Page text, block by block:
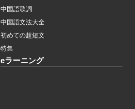
中国語歌詞
中国語文法大全
初めての超短文
特集
eラーニング